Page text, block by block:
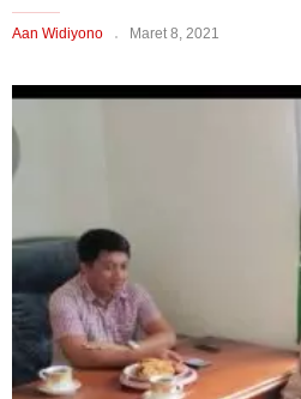
Aan Widiyono Maret 8, 2021